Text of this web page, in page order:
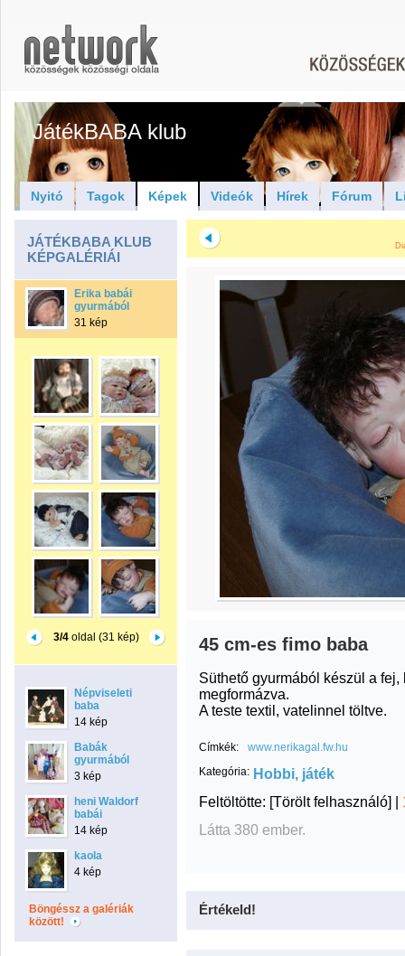
JátékBABA klub
Nyitó Tagok Képek Videók Hírek Fórum
JÁTÉKBABA KLUB
KÉPGALÉRIÁI
Erika babái
gyurmából
31 kép
3/4oldal (31 kép)
Népviseleti
baba
14 kép
Babák
gyurmából
3 kép
heni Waldorf
babái
14 kép
kaola
4 kép
Böngéssz a galériák
között!
45 cm-es fimo baba
Süthető gyurmából készül a
megformázva.
A teste textil, vatelinnel töltve.
Címkék:
www.nerikagal.fw.hu
Kategória: Hobbi, játék
Feltöltötte: [Törölt felhasználó] |
Látta 380 ember.
Értékeld!